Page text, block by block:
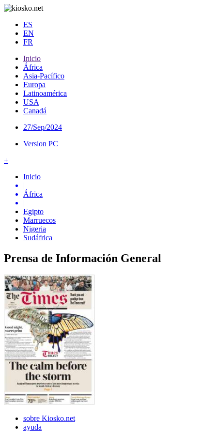
ES
EN
FR
Inicio
África
Asia-Pacífico
Europa
Latinoamérica
USA
Canadá
27/Sep/2024
Version PC
+
Inicio
|
África
|
Egipto
Marruecos
Nigeria
Sudáfrica
Prensa de Información General
sobre Kiosko.net
ayuda